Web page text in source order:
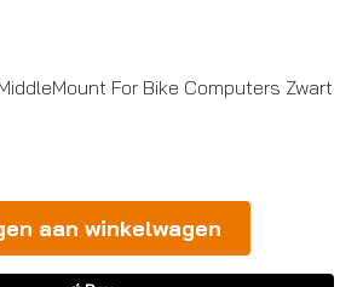
For Bike Computers Zwart
aan winkelwagen